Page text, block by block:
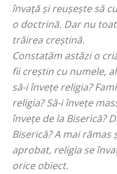
învață și reușește să
o doctrină. Dar nu
trăirea creștină.
Constatăm astăzi o
fii creștin cu numele,
să-i învețe religia?
religia? Să-i învețe
învețe de la Biserică?
Biserică? A mai rămas
aprobat, religia se
orice obiect.